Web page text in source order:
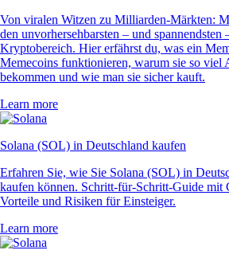
Von viralen Witzen zu Milliarden-Märkten:
den unvorhersehbarsten – und spannendsten
Kryptobereich. Hier erfährst du, was ein
Memecoins funktionieren, warum sie so viel
bekommen und wie man sie sicher kauft.
Learn more
Solana (SOL) in Deutschland kaufen
Erfahren Sie, wie Sie Solana (SOL) in
kaufen können. Schritt-für-Schritt-Guide mit
Vorteile und Risiken für Einsteiger.
Learn more